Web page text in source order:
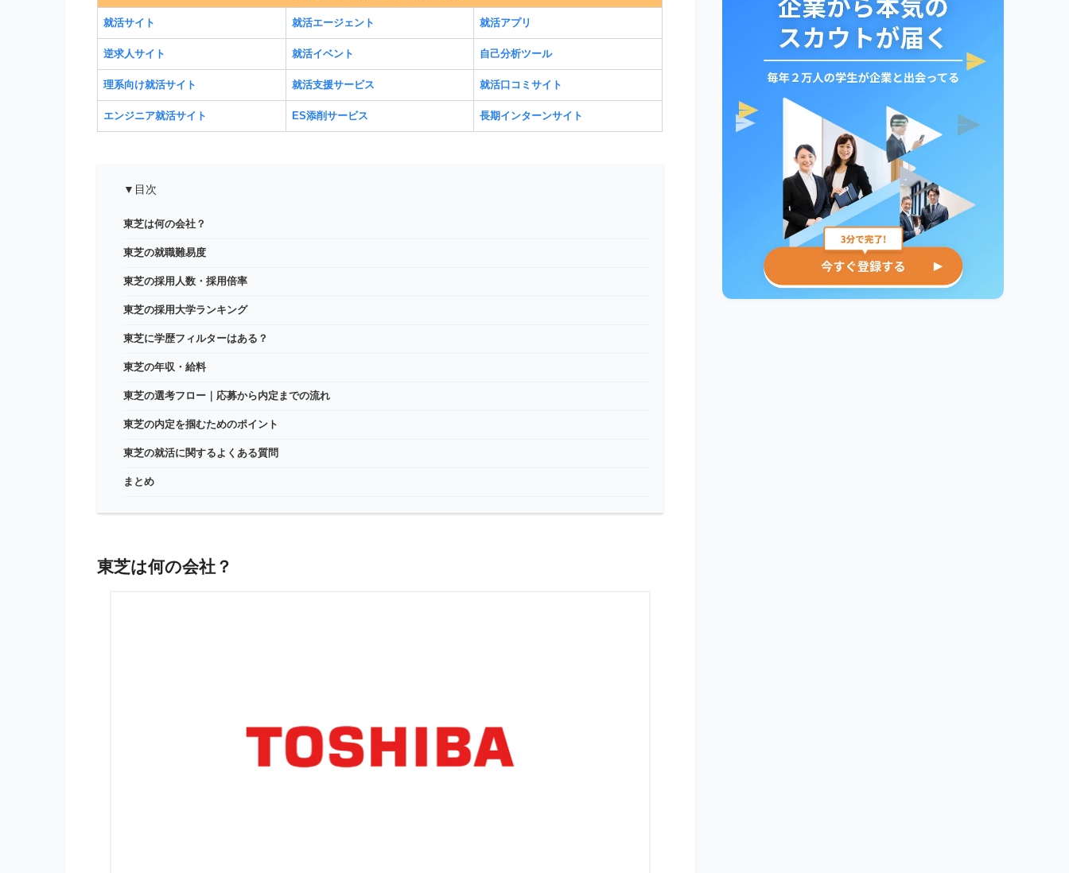
就活サイト 就活エージェント 就活アプリ
逆求人サイト 就活イベント 自己分析ツール
理系向け就活サイト 就活支援サービス 就活口コミサイト
エンジニア就活サイト ES添削サービス 長期インターンサイト
▼目次
東芝は何の会社？
東芝の就職難易度
東芝の採用人数・採用倍率
東芝の採用大学ランキング
東芝に学歴フィルターはある？
東芝の年収・給料
東芝の選考フロー｜応募から内定までの流れ
東芝の内定を掴むためのポイント
東芝の就活に関するよくある質問
まとめ
東芝は何の会社？